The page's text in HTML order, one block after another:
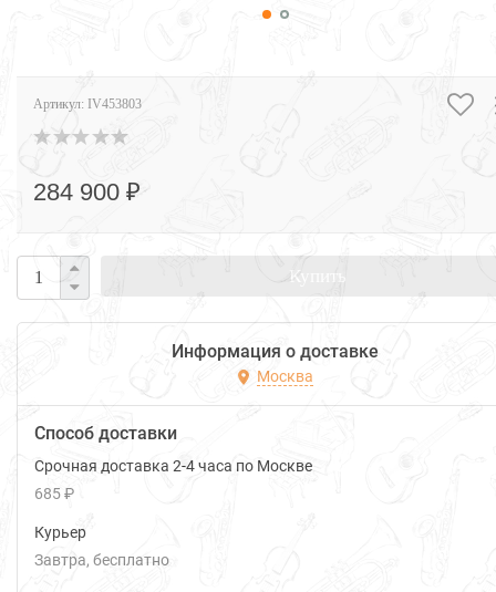
Артикул: IV453803
284 900 ₽
Купить
Информация о доставке
Москва
Способ доставки
Срочная доставка 2-4 часа по Москве
685 ₽
Курьер
Завтра
Бесплатно